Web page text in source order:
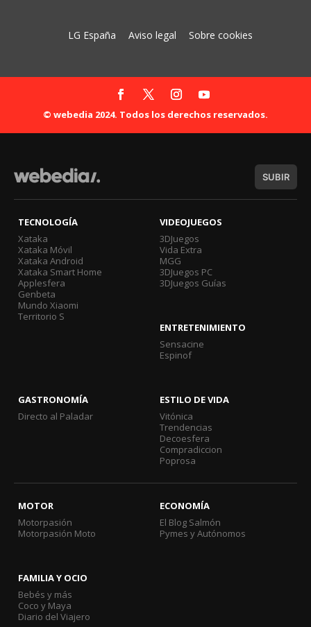
LG España Aviso legal Sobre cookies
© webedia 2024. Todos los derechos reservados.
SUBIR
TECNOLOGÍA
Xataka
Xataka Móvil
Xataka Android
Xataka Smart Home
Applesfera
Genbeta
Mundo Xiaomi
Territorio S
VIDEOJUEGOS
3DJuegos
Vida Extra
MGG
3DJuegos PC
3DJuegos Guías
ENTRETENIMIENTO
Sensacine
Espinof
GASTRONOMÍA
Directo al Paladar
ESTILO DE VIDA
Vitónica
Trendencias
Decoesfera
Compradiccion
Poprosa
MOTOR
Motorpasión
Motorpasión Moto
ECONOMÍA
El Blog Salmón
Pymes y Autónomos
FAMILIA Y OCIO
Bebés y más
Coco y Maya
Diario del Viajero